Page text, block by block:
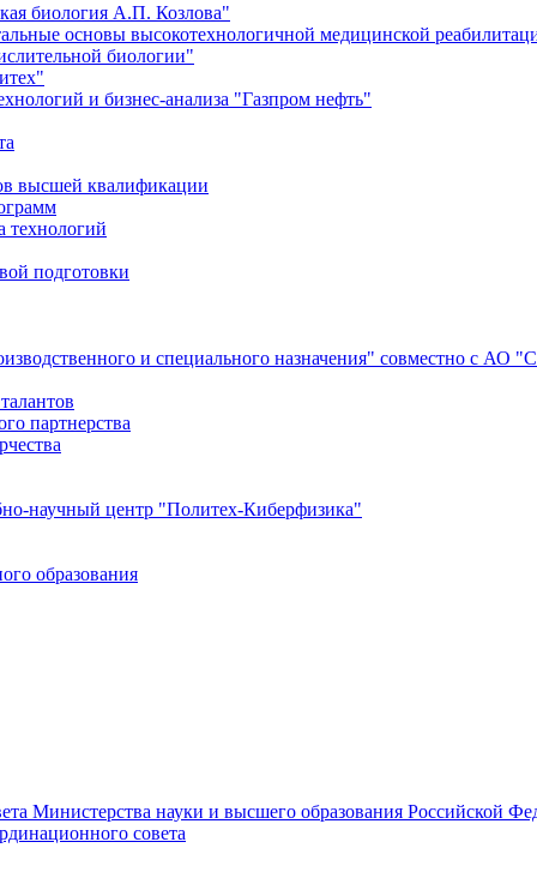
биология А.П. Козлова"
основы высокотехнологичной медицинской
биологии"
и бизнес-анализа "Газпром нефть"
высшей квалификации
технологий
подготовки
и специального назначения" совместно с
партнерства
научный центр "Политех-Киберфизика"
образования
Министерства науки и высшего образования Российской
совета